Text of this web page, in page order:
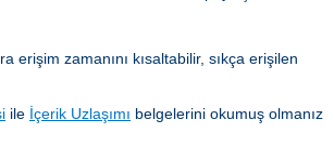
erişim zamanını kısaltabilir, sıkça erişilen
ile İçerik Uzlaşımı belgelerini okumuş olmanız